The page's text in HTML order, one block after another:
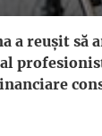
a reuşit să